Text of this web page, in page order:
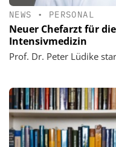
NEWS • PERSONAL
Neuer Chefarzt für
Intensivmedizin
Prof. Dr. Peter Lüdike